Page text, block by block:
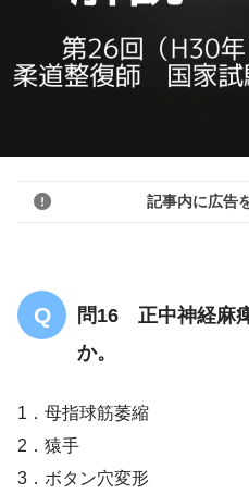
記事内に広告
問16 正中神経麻
か。
1．母指球筋萎縮
2．猿手
3．ボタン穴変形